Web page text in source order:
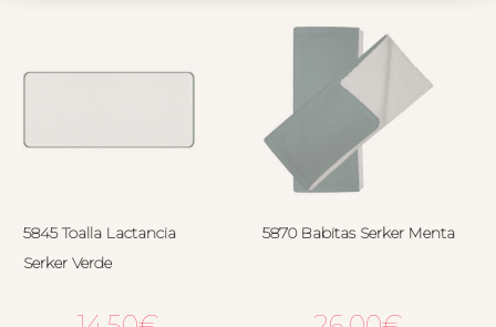
5845 Toalla Lactancia
Serker Verde
5870 Babitas Serker Menta